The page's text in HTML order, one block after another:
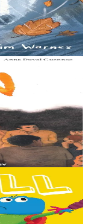
Koant...
he mignonez
ar menezioù
vaya